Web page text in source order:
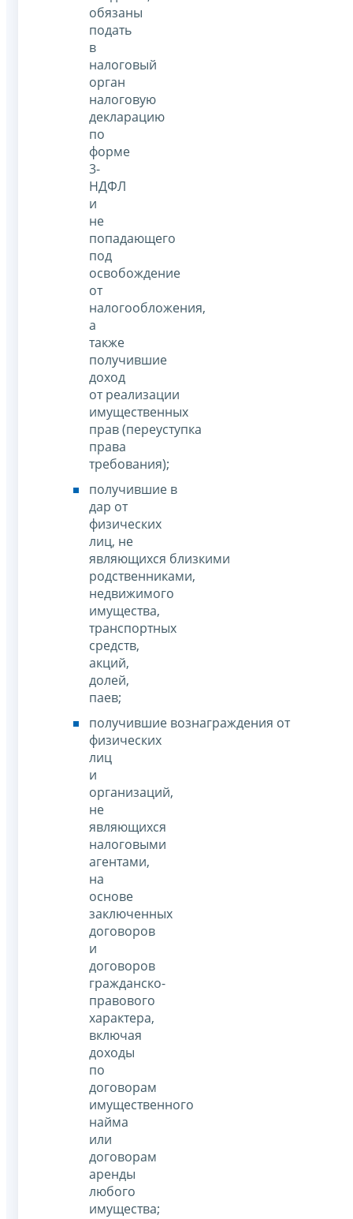
обязаны
подать
в
налоговый
орган
налоговую
декларацию
по
форме
3-
НДФЛ
и
не
попадающего
под
освобождение
от
налогообложения,
а
также
получившие
доход
от реализации
имущественных
прав (переуступка
права
требования);
получившие в
дар от
физических
лиц, не
являющихся близкими
родственниками,
недвижимого
имущества,
транспортных
средств,
акций,
долей,
паев;
получившие вознаграждения от
физических
лиц
и
организаций,
не
являющихся
налоговыми
агентами,
на
основе
заключенных
договоров
и
договоров
гражданско-
правового
характера,
включая
доходы
по
договорам
имущественного
найма
или
договорам
аренды
любого
имущества;